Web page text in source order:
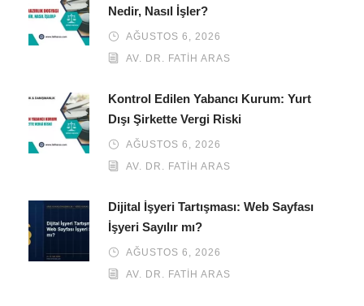
Nedir, Nasıl İşler?
AĞUSTOS 6, 2026
AV. DR. FATIH ARAS
Kontrol Edilen Yabancı Kurum: Yurt
Dışı Şirkette Vergi Riski
AĞUSTOS 6, 2026
AV. DR. FATIH ARAS
Dijital İşyeri Tartışması: Web Sayfası
İşyeri Sayılır mı?
AĞUSTOS 6, 2026
AV. DR. FATIH ARAS